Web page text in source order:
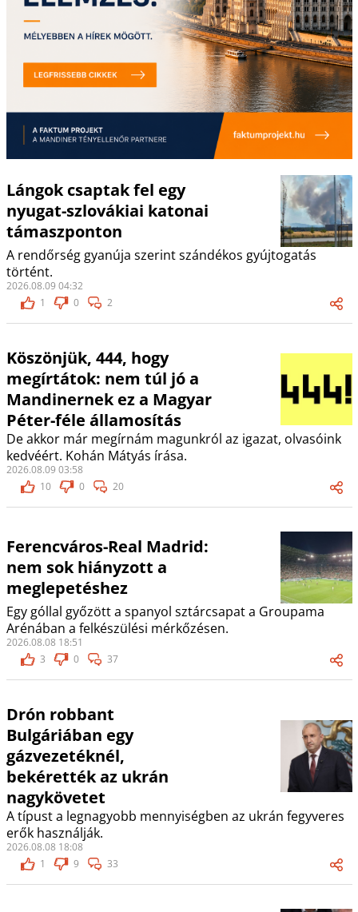
Lángok csaptak fel egy
nyugat-szlovákiai katonai
támaszponton
A rendőrség gyanúja szerint szándékos gyújtogatás
történt.
2026.08.09 04:32
1
0 2
Köszönjük, 444, hogy
megírtátok: nem túl jó a
Mandinernek ez a Magyar
Péter-féle államosítás
De akkor már megírnám magunkról az igazat, olvasóink
kedvéért. Kohán Mátyás írása.
2026.08.09 03:58
10
0 20
Ferencváros-Real Madrid:
nem sok hiányzott a
meglepetéshez
Egy góllal győzött a spanyol sztárcsapat a Groupama
Arénában a felkészülési mérkőzésen.
2026.08.08 18:51
3
0 37
Drón robbant
Bulgáriában egy
gázvezetéknél,
bekérették az ukrán
nagykövetet
A típust a legnagyobb mennyiségben az ukrán fegyveres
erők használják.
2026.08.08 18:08
1
9 33